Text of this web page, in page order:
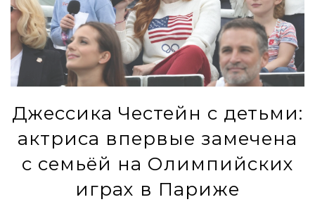
Джессика Честейн с детьми:
актриса впервые замечена
с семьёй на Олимпийских
играх в Париже